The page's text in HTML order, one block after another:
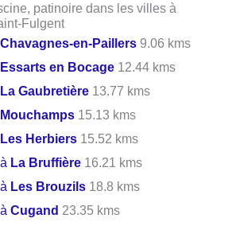
patinoire dans les villes à
Fulgent
Chavagnes-en-Paillers 9.06 kms
Essarts en Bocage 12.44 kms
La Gaubretière 13.77 kms
Mouchamps 15.13 kms
Les Herbiers 15.52 kms
La Bruffière 16.21 kms
Les Brouzils 18.8 kms
àCugand 23.35 kms